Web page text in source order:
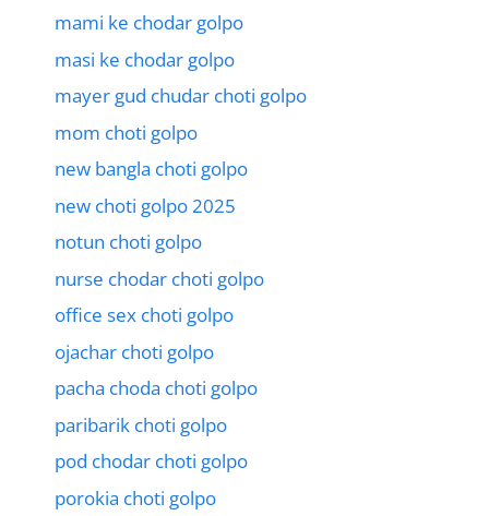
mami ke chodar golpo
masi ke chodar golpo
mayer gud chudar choti golpo
mom choti golpo
new bangla choti golpo
new choti golpo 2025
notun choti golpo
nurse chodar choti golpo
office sex choti golpo
ojachar choti golpo
pacha choda choti golpo
paribarik choti golpo
pod chodar choti golpo
porokia choti golpo